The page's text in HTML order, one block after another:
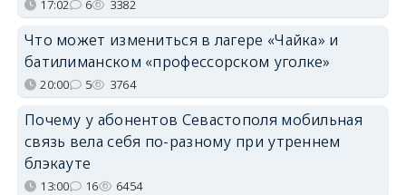
17:02 6 3382
Что может измениться в лагере «Чайка» и
батилиманском «профессорском уголке»
20:00 5 3764
Почему у абонентов Севастополя мобильная
связь вела себя по-разному при утреннем
блэкауте
13:00 16 6454